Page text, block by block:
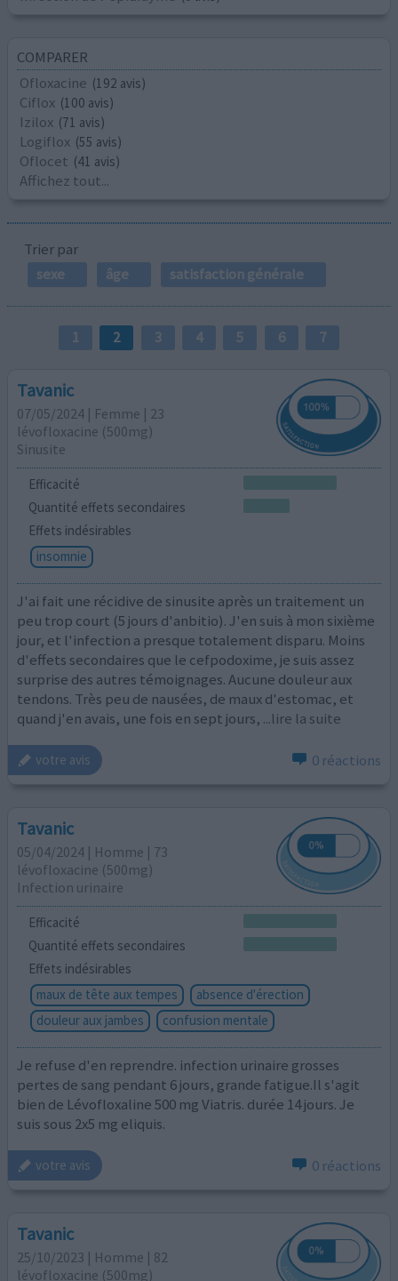
COMPARER
Ofloxacine (192 avis)
Ciflox (100 avis)
Izilox (71 avis)
Logiflox (55 avis)
Oflocet (41 avis)
Affichez tout...
Trier par
sexe
âge satisfaction générale
1 2 3 4 5 6 7
Tavanic
07/05/2024 | Femme | 23
lévofloxacine (500mg)
Sinusite
Efficacité
Quantité effets secondaires
Effets indésirables
insomnie
J'ai fait une récidive de sinusite après un traitement un
peu trop court (5 jours d'anbitio). J'en suis à mon sixième
jour, et l'infection a presque totalement disparu. Moins
d'effets secondaires que le cefpodoxime, je suis assez
surprise des autres témoignages. Aucune douleur aux
tendons. Très peu de nausées, de maux d'estomac, et
quand j'en avais, une fois en sept jours, ...lire la suite
votre avis 0 réactions
Tavanic
05/04/2024 | Homme | 73
lévofloxacine (500mg)
Infection urinaire
Efficacité
Quantité effets secondaires
Effets indésirables
maux de tête aux tempes
absence d'érection
douleur aux jambes
confusion mentale
Je refuse d'en reprendre. infection urinaire grosses
pertes de sang pendant 6 jours, grande fatigue.Il s'agit
bien de Lévofloxaline 500 mg Viatris. durée 14 jours. Je
suis sous 2x5 mg eliquis.
votre avis 0 réactions
Tavanic
25/10/2023 | Homme | 82
lévofloxacine (500mg)